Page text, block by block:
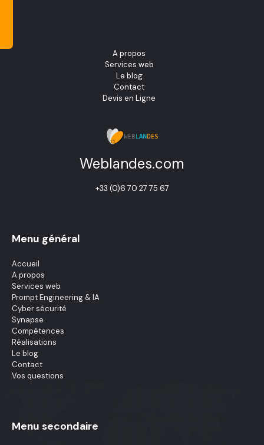
A propos
Services web
Le blog
Contact
Devis en Ligne
Weblandes.com
+33 (0)6 70 27 75 67
Menu général
Accueil
A propos
Services web
Prompt Engineering & IA
Cyber sécurité
Synapse
Compétences
Réalisations
Le blog
Contact
Vos questions
Menu secondaire